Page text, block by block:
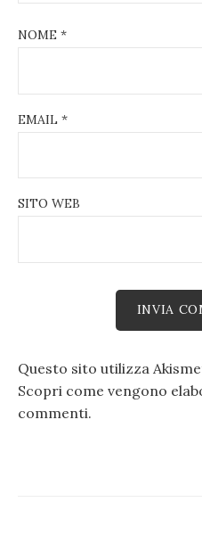
NOME *
EMAIL *
SITO WEB
Questo sito utilizza
Scopri come vengono
commenti.